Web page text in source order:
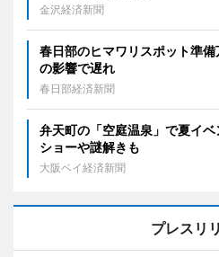
金沢経済新聞
春日部のヒマワリスポット準
の影響で遅れ
春日部経済新聞
弁天町の「空庭温泉」で夏イ
ショーや謎解きも
大阪ベイ経済新聞
プレスリ